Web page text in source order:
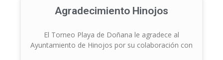
Agradecimiento Hinojos
El Torneo Playa de Doñana le agradece al
Ayuntamiento de Hinojos por su colaboración con